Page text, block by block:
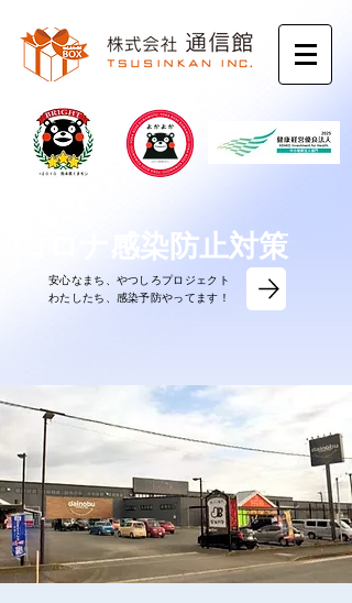
コロナ感染防止対策
安心なまち、やつしろプロジェクト
​わたしたち、感染予防やってます！